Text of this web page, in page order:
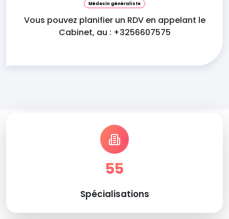
Médecin généraliste
Vous pouvez planifier un RDV en appelant le
Cabinet, au : +3256607575
55
Spécialisations